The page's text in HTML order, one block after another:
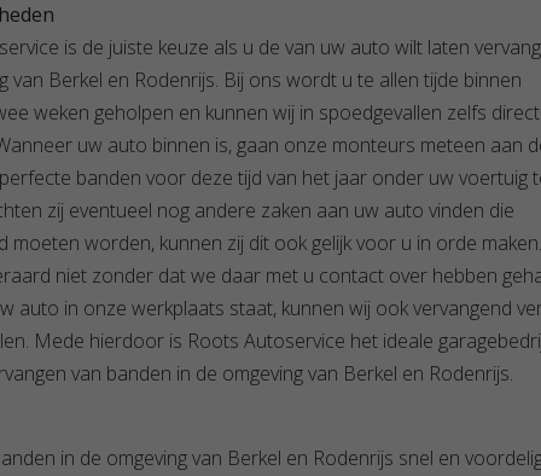
is de juiste keuze als u de van uw auto wilt laten
van Berkel en Rodenrijs. Bij ons wordt u te allen tijde binnen
weken geholpen en kunnen wij in spoedgevallen zelfs
uw auto binnen is, gaan onze monteurs meteen aan
banden voor deze tijd van het jaar onder uw voertuig
zij eventueel nog andere zaken aan uw auto vinden die
moeten worden, kunnen zij dit ook gelijk voor u in orde
niet zonder dat we daar met u contact over hebben
auto in onze werkplaats staat, kunnen wij ook vervangend
Mede hierdoor is Roots Autoservice het ideale
van banden in de omgeving van Berkel en Rodenrijs.
in de omgeving van Berkel en Rodenrijs snel en